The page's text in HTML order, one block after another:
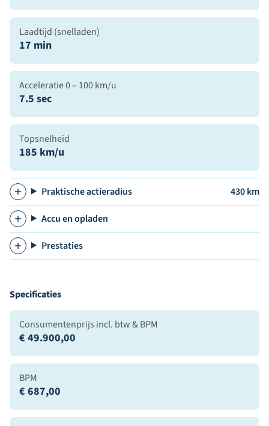
Laadtijd (snelladen)
17 min
Acceleratie 0 – 100 km/u
7.5 sec
Topsnelheid
185 km/u
Praktische actieradius 430 km
Accu en opladen
Prestaties
Specificaties
Consumentenprijs incl. btw & BPM
€ 49.900,00
BPM
€ 687,00